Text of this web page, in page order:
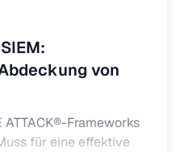
von
ATTACK®-Frameworks
für eine effektive